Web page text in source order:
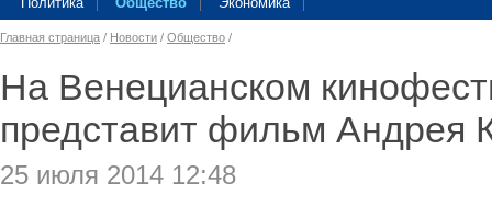
Главная страница / Новости / Общество /
На Венецианском
представит фильм Андрея
25 июля 2014 12:48